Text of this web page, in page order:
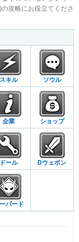
攻略にお役立てくださ
スキル ソウル
企業 ショップ
ドール Dウェポン
バード